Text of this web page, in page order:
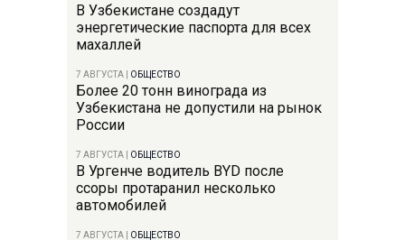
В Узбекистане создадут
энергетические паспорта для всех
махаллей
7 АВГУСТА ОБЩЕСТВО
Более 20 тонн винограда из
Узбекистана не допустили на рынок
России
7 АВГУСТА ОБЩЕСТВО
В Ургенче водитель BYD после
ссоры протаранил несколько
автомобилей
7 АВГУСТА ОБЩЕСТВО